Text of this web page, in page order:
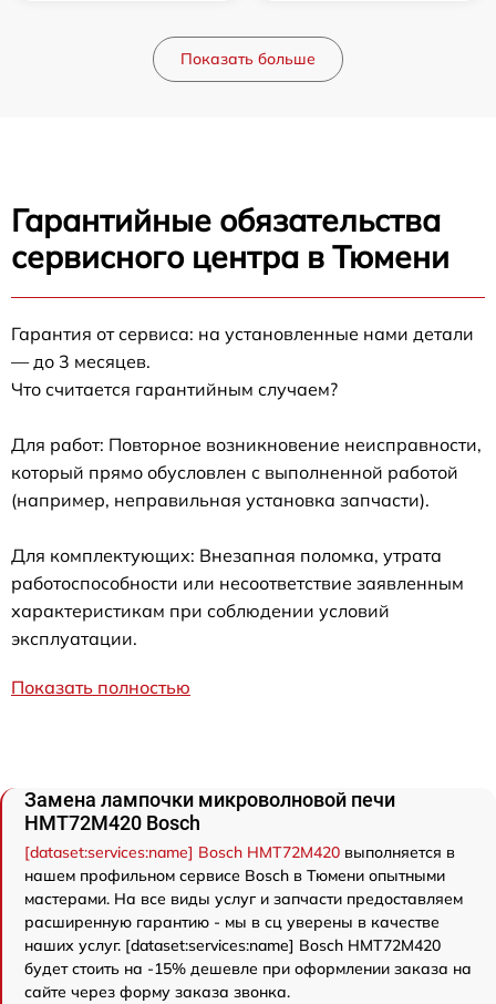
Показать больше
Гарантийные обязательства
сервисного центра в Тюмени
Гарантия от сервиса: на установленные нами детали
— до 3 месяцев.
Что считается гарантийным случаем?
Для работ: Повторное возникновение неисправности,
который прямо обусловлен с выполненной работой
(например, неправильная установка запчасти).
Для комплектующих: Внезапная поломка, утрата
работоспособности или несоответствие заявленным
характеристикам при соблюдении условий
эксплуатации.
Показать полностью
Замена лампочки микроволновой печи
HMT72M420 Bosch
[dataset:services:name] Bosch HMT72M420 выполняется в
нашем профильном сервисе Bosch в Тюмени опытными
мастерами. На все виды услуг и запчасти предоставляем
расширенную гарантию - мы в сц уверены в качестве
наших услуг. [dataset:services:name] Bosch HMT72M420
будет стоить на -15% дешевле при оформлении заказа на
сайте через форму заказа звонка.